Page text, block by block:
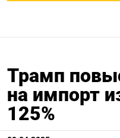
Трамп
на импорт
125%